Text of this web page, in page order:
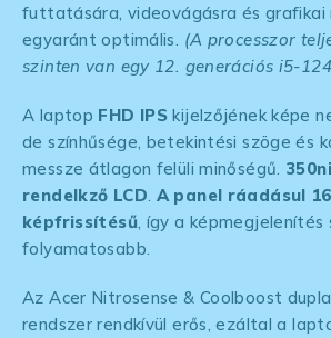
futtatására, videovágásra és grafikai
egyaránt optimális. (A processzor
szinten van egy 12. generációs i5-
A laptop FHD IPS kijelzőjének képe
de színhűsége, betekintési szöge és
messze átlagon felüli minőségű.
rendelkző LCD A panel ráadásul
képfrissítésű , így a képmegjelenítés
folyamatosabb.
Az Acer Nitrosense & Coolboost
rendszer rendkívül erős, ezáltal a